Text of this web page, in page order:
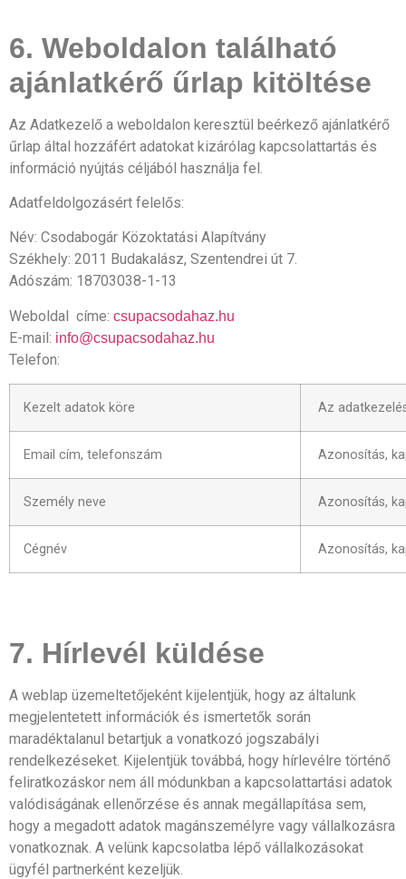
6. Weboldalon található
ajánlatkérő űrlap kitöltése
Az Adatkezelő a weboldalon keresztül beérkező ajánlatkérő
űrlap által hozzáfért adatokat kizárólag kapcsolattartás és
információ nyújtás céljából használja fel.
Adatfeldolgozásért felelős:
Név: Csodabogár Közoktatási Alapítvány
Székhely: 2011 Budakalász, Szentendrei út 7.
Adószám: 18703038-1-13
Weboldal címe: csupacsodahaz.hu
E-mail: info@csupacsodahaz.hu
Telefon:
Kezelt adatok köre Az
Email cím, telefonszám Azonosítás,
Személy neve Azonosítás,
Cégnév Azonosítás,
7. Hírlevél küldése
A weblap üzemeltetőjeként kijelentjük, hogy az általunk
megjelentetett információk és ismertetők során
maradéktalanul betartjuk a vonatkozó jogszabályi
rendelkezéseket. Kijelentjük továbbá, hogy hírlevélre történő
feliratkozáskor nem áll módunkban a kapcsolattartási adatok
valódiságának ellenőrzése és annak megállapítása sem,
hogy a megadott adatok magánszemélyre vagy vállalkozásra
vonatkoznak. A velünk kapcsolatba lépő vállalkozásokat
ügyfél partnerként kezeljük.